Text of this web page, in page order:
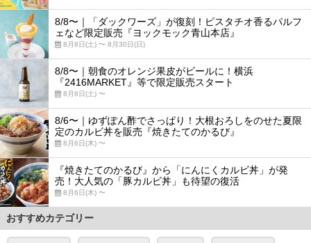
8/8〜｜「ダックワーズ」が復刻！ピスタチオ香るパルフ
ェなど限定販売『ヨックモック青山本店』
8月8日(土) 〜 8月30日(日)
8/8〜｜朝食のオレンジ果皮がビールに！横浜
『2416MARKET』等で限定販売スタート
8月8日(土) 〜
8/6〜｜ゆずぽん酢でさっぱり！大根おろしをのせた夏限
定のカルビ丼を販売『焼きたてのかるび』
8月6日(木) 〜
『焼きたてのかるび』から「にんにくカルビ丼」が発
売！大人気の「豚カルビ丼」も待望の復活
8月6日(木) 〜
おすすめカテゴリー